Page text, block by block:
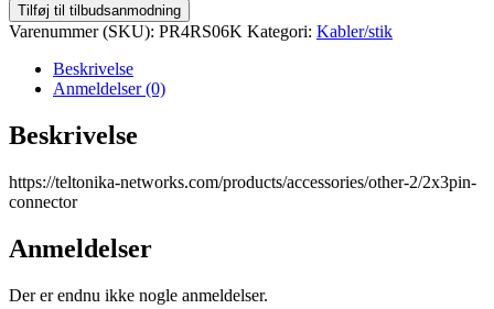
Tilføj til tilbudsanmodning
Varenummer (SKU): PR4RS06K Kategori: Kabler/stik
Beskrivelse
Anmeldelser (0)
Beskrivelse
https://teltonika-networks.com/products/accessories/other-2/2x3pin-
connector
Anmeldelser
Der er endnu ikke nogle anmeldelser.